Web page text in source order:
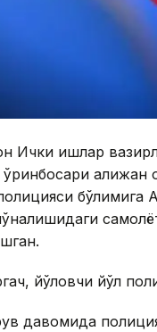
Ички ишлар
Қалижан
бўлимига
йўловчи йўл
давомида